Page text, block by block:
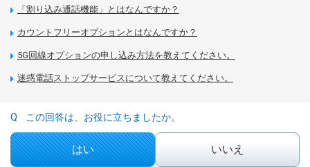
「割り込み通話機能」とはなんですか？
カウントフリーオプションとはなんですか？
5G回線オプションの申し込み方法を教えてください。
迷惑電話ストップサービスについて教えてください。
この回答は、お役に立ちましたか。
はい いいえ